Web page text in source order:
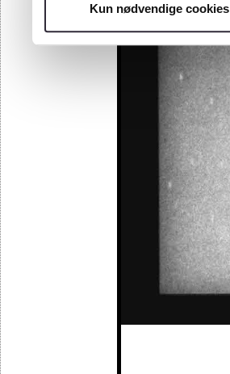
Kun nødvendige cookies